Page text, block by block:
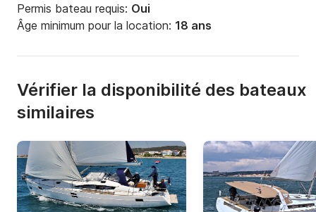
Permis bateau requis: Oui
Âge minimum pour la location: 18 ans
Vérifier la disponibilité des bateaux
similaires